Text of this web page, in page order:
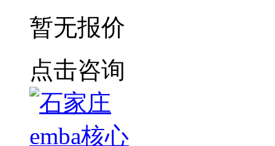
暂无报价
点击咨询